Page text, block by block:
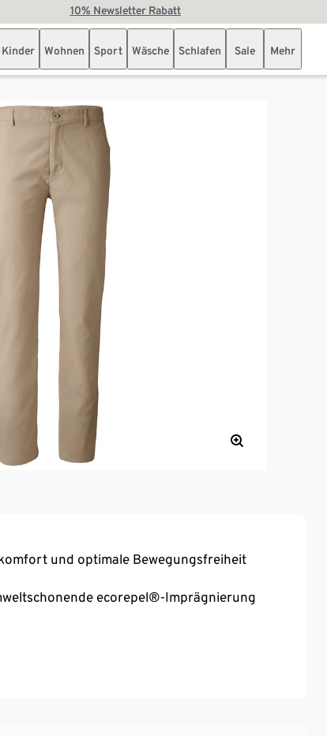
10% Newsletter Rabatt
Kinder Wohnen Sport Wäsche Schlafen Sale Mehr
und optimale Bewegungsfreiheit
ecorepel®-Imprägnierung